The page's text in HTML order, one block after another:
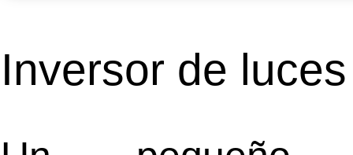
Inversor de